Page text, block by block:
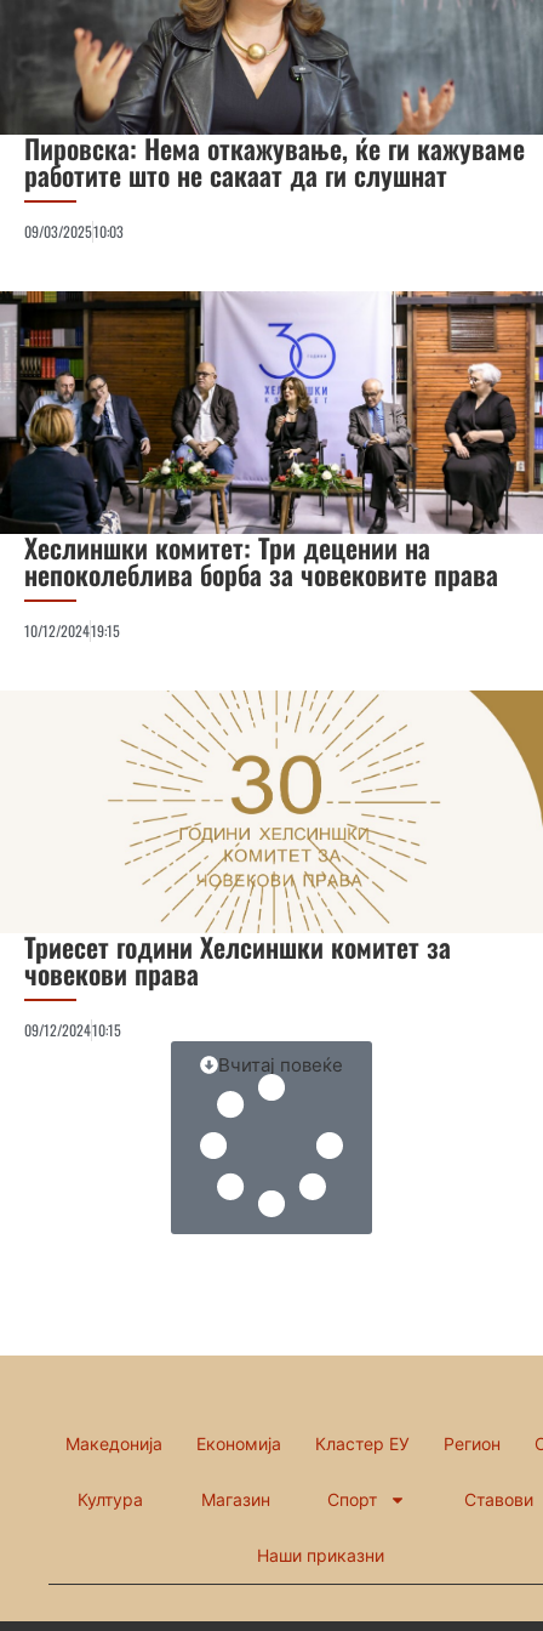
Пировска: Нема откажување, ќе ги кажуваме
работите што не сакаат да ги слушнат
09/03/202510:03
Хеслиншки комитет: Три децении на
непоколеблива борба за човековите права
10/12/202419:15
Триесет години Хелсиншки комитет за
човекови права
09/12/202410:15
Вчитај повеќе
Македонија Економија Кластер ЕУ Регион
Култура Магазин Спорт Ставови
Наши приказни